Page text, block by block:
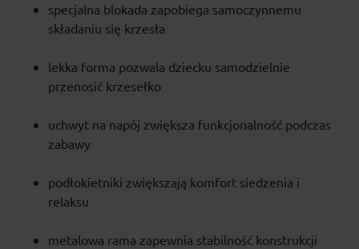
specjalna blokada zapobiega samoczynnemu
składaniu się krzesła
lekka forma pozwala dziecku samodzielnie
przenosić krzesełko
uchwyt na napój zwiększa funkcjonalność podczas
zabawy
podłokietniki zwiększają komfort siedzenia i
relaksu
metalowa rama zapewnia stabilność konstrukcji